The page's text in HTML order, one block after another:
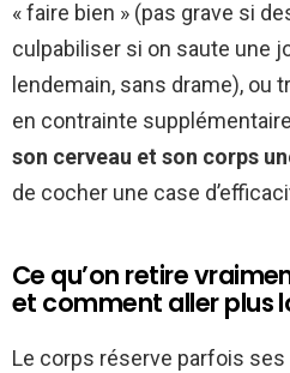
« faire bien » (pas grave si
culpabiliser si on saute une
lendemain, sans drame), ou
en contrainte
son cerveau et son corps
de cocher une case
Ce qu’on retire
et comment aller plus
Le corps réserve parfois